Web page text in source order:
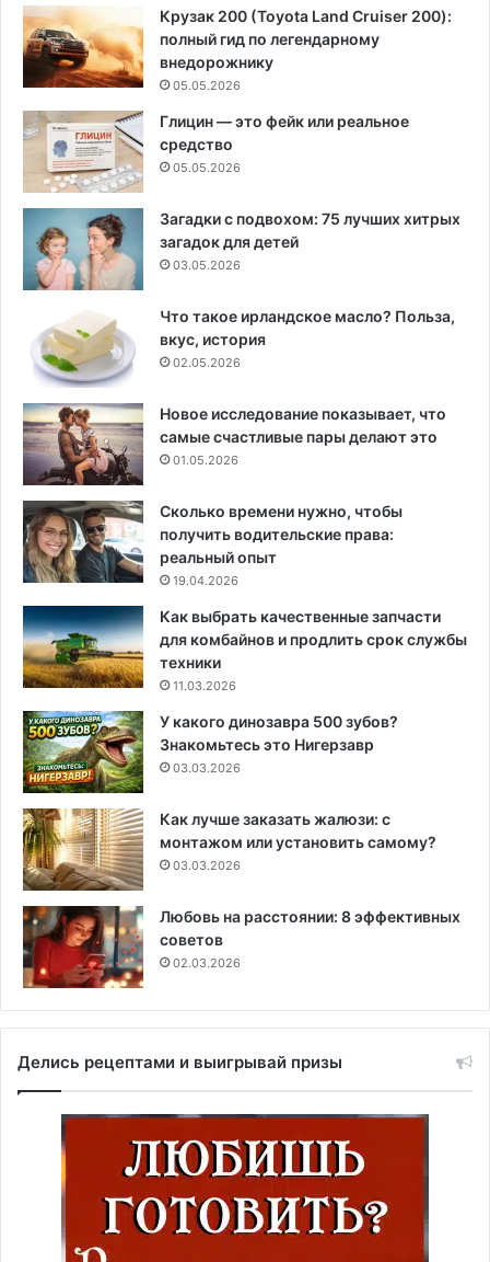
Крузак 200 (Toyota Land Cruiser 200):
полный гид по легендарному
внедорожнику
05.05.2026
Глицин — это фейк или реальное
средство
05.05.2026
Загадки с подвохом: 75 лучших хитрых
загадок для детей
03.05.2026
Что такое ирландское масло? Польза,
вкус, история
02.05.2026
Новое исследование показывает, что
самые счастливые пары делают это
01.05.2026
Сколько времени нужно, чтобы
получить водительские права:
реальный опыт
19.04.2026
Как выбрать качественные запчасти
для комбайнов и продлить срок службы
техники
11.03.2026
У какого динозавра 500 зубов?
Знакомьтесь это Нигерзавр
03.03.2026
Как лучше заказать жалюзи: с
монтажом или установить самому?
03.03.2026
Любовь на расстоянии: 8 эффективных
советов
02.03.2026
Делись рецептами и выигрывай призы